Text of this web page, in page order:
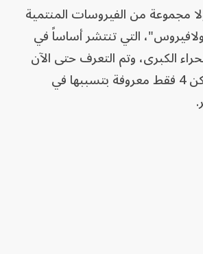
من الفيروسات المنتمية
التي تنتشر أساساً في
الكبرى، وتم التعرف حتى الآن
على 6 سلالات، لكن 4 فقط معروفة بتسببها في